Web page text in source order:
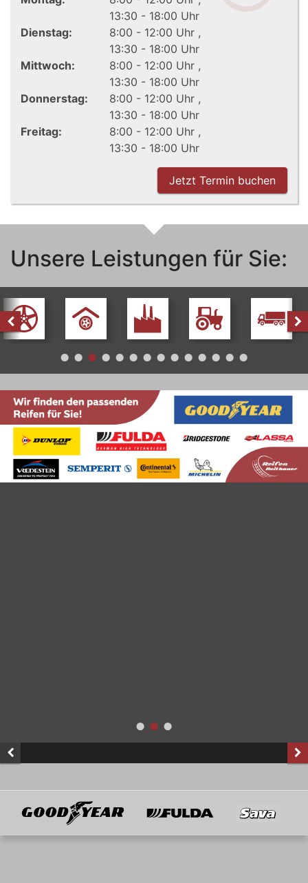
13:30 - 18:00 Uhr
Dienstag:
8:00 - 12:00 Uhr
13:30 - 18:00 Uhr
Mittwoch:
8:00 - 12:00 Uhr
13:30 - 18:00 Uhr
Donnerstag:
8:00 - 12:00 Uhr
13:30 - 18:00 Uhr
Freitag:
8:00 - 12:00 Uhr
13:30 - 18:00 Uhr
Jetzt Termin buchen
Unsere Leistungen für Sie:
Alufelgen Einlagerung IndustriereifenLandwirtschaft